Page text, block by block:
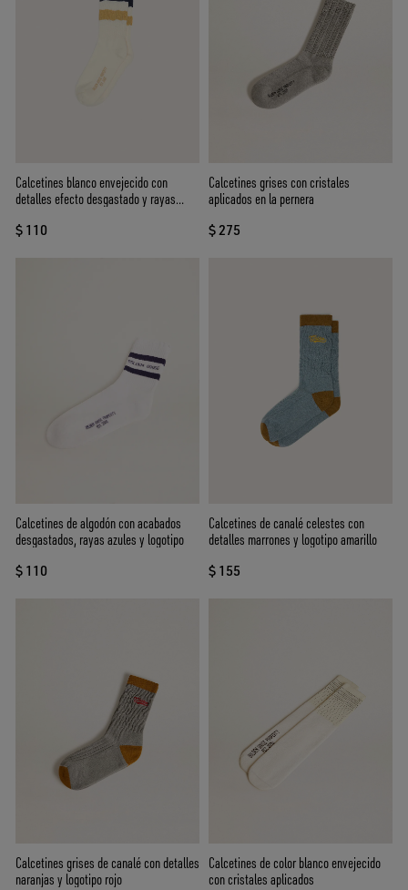
Calcetines blanco envejecido con
detalles efecto desgastado y rayas
$ 110
Calcetines grises con cristales
aplicados en la pernera
$ 275
Calcetines de algodón con acabados
desgastados, rayas azules y logotipo
$ 110
Calcetines de canalé celestes con
detalles marrones y logotipo amarillo
$ 155
Calcetines grises de canalé con detalles
naranjas y logotipo rojo
Calcetines de color blanco envejecido
con cristales aplicados